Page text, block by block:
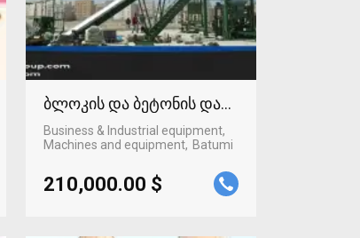
ბლოკის და ბეტონის დანადგარი
Business & Industrial equipment,
Machines and equipment
Batumi
210,000.00 $